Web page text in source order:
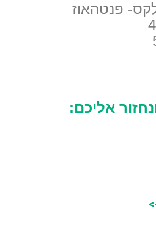
פנטהאוז
אליכם: